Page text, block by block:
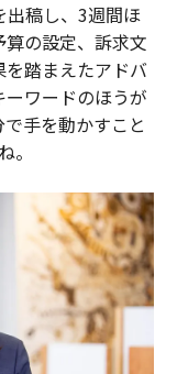
出稿し、3週間ほ
の設定、訴求文
踏まえたアドバ
ワードのほうが
手を動かすこと
。